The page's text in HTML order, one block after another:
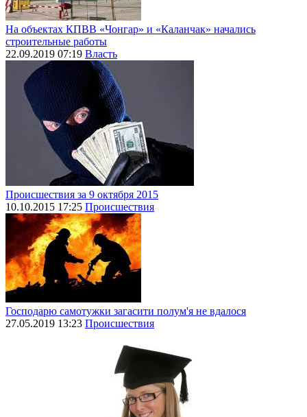
На объектах КПВВ «Чонгар» и «Каланчак» начались
строительные работы
22.09.2019 07:19 Власть
Происшествия за 9 октября 2015
10.10.2015 17:25 Происшествия
Господарю самотужки загасити полум'я не вдалося
27.05.2019 13:23 Происшествия